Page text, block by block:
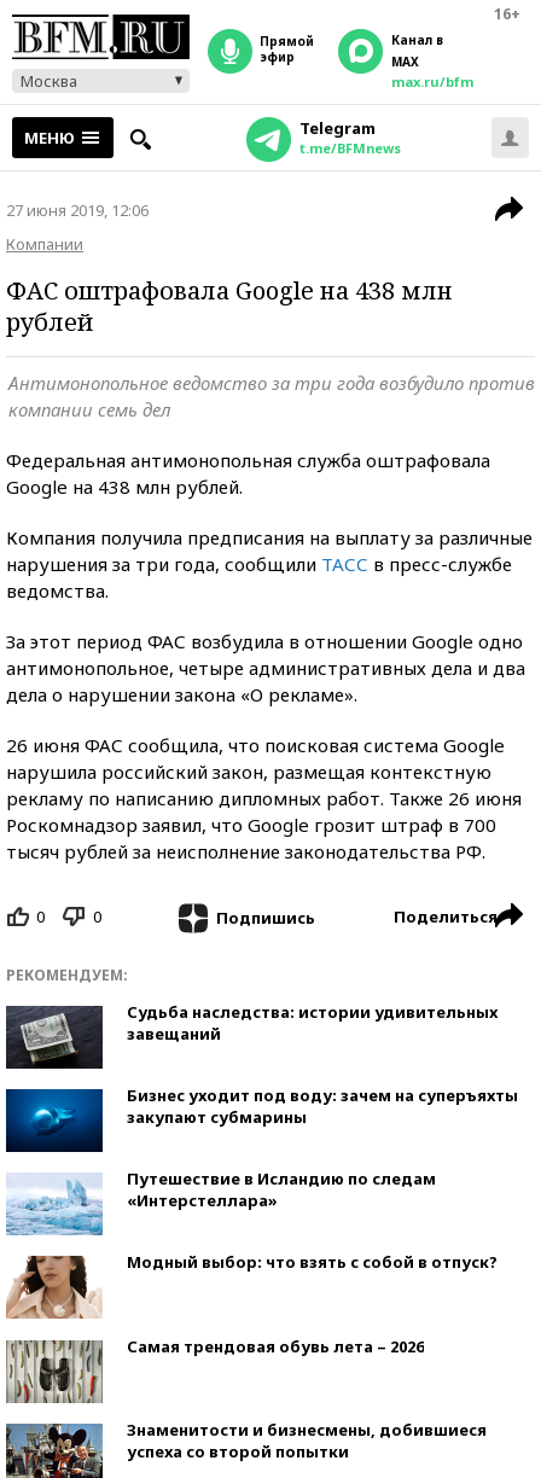
16+
Москва
прямой
эфир
Канал в
MAX
max.ru/bfm
МЕНЮ Telegram
t.me/BFMnews
27 июня 2019, 12:06
Компании
ФАС оштрафовала Google на 438 млн
рублей
Антимонопольное ведомство за три года возбудило против
компании семь дел
Федеральная антимонопольная служба оштрафовала
Google на 438 млн рублей.
Компания получила предписания на выплату за различные
нарушения за три года, сообщили ТАСС в пресс-службе
ведомства.
За этот период ФАС возбудила в отношении Google одно
антимонопольное, четыре административных дела и два
дела о нарушении закона «О рекламе».
26 июня ФАС сообщила, что поисковая система Google
нарушила российский закон, размещая контекстную
рекламу по написанию дипломных работ. Также 26 июня
Роскомнадзор заявил, что Google грозит штраф в 700
тысяч рублей за неисполнение законодательства РФ.
0 0 Подпишись Поделиться
РЕКОМЕНДУЕМ:
Судьба наследства: истории удивительных
завещаний
Бизнес уходит под воду: зачем на суперъяхты
закупают субмарины
Путешествие в Исландию по следам
«Интерстеллара»
Модный выбор: что взять с собой в отпуск?
Самая трендовая обувь лета – 2026
Знаменитости и бизнесмены, добившиеся
успеха со второй попытки